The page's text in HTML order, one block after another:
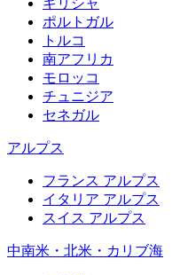
ギリシャ
ポルトガル
トルコ
南アフリカ
モロッコ
チュニジア
セネガル
アルプス
フランス アルプス
イタリア アルプス
スイス アルプス
中南米・北米・カリブ海